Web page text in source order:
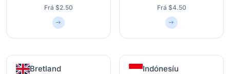
Frá $2.50 Frá $4.50
Bretland Indónesíu